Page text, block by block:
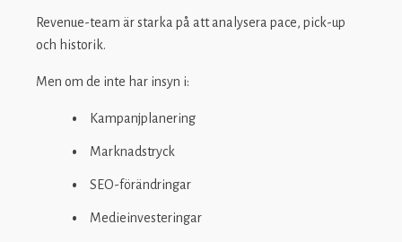
Revenue-team är starka på att analysera pace, pick-up
och historik.
Men om de inte har insyn i:
Kampanjplanering
Marknadstryck
SEO-förändringar
Medieinvesteringar